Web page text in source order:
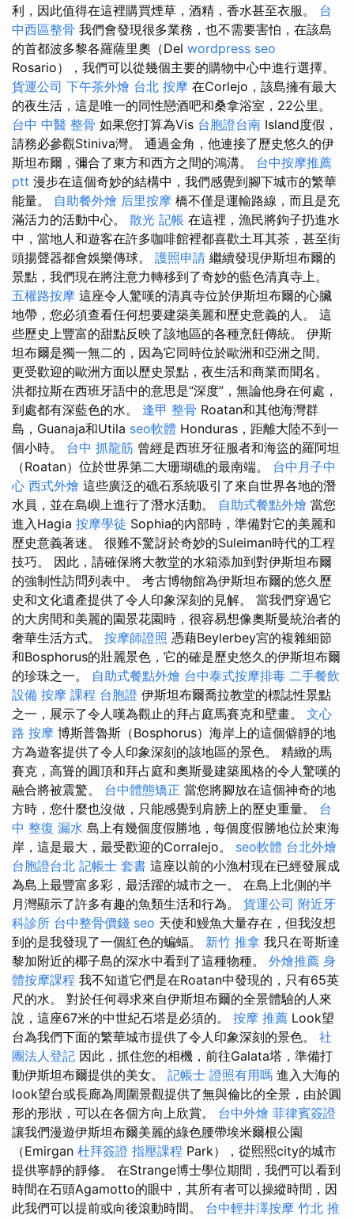
利，因此值得在這裡購買煙草，酒精，香水甚至衣服。 台
中西區整骨 我們會發現很多業務，也不需要害怕，在該島
的首都波多黎各羅薩里奧（Del wordpress seo
Rosario），我們可以從幾個主要的購物中心中進行選擇。
貨運公司 下午茶外燴 台北 按摩 在Corlejo，該島擁有最大
的夜生活，這是唯一的同性戀酒吧和桑拿浴室，22公里。
台中 中醫 整骨 如果您打算為Vis 台胞證台南 Island度假，
請務必參觀Stiniva灣。 通過金角，他連接了歷史悠久的伊
斯坦布爾，彌合了東方和西方之間的鴻溝。 台中按摩推薦
ptt 漫步在這個奇妙的結構中，我們感覺到腳下城市的繁華
能量。 自助餐外燴 后里按摩 橋不僅是運輸路線，而且是充
滿活力的活動中心。 散光 記帳 在這裡，漁民將鉤子扔進水
中，當地人和遊客在許多咖啡館裡都喜歡土耳其茶，甚至街
頭揚聲器都會娛樂傳球。 護照申請 繼續發現伊斯坦布爾的
景點，我們現在將注意力轉移到了奇妙的藍色清真寺上。
五權路按摩 這座令人驚嘆的清真寺位於伊斯坦布爾的心臟
地帶，您必須查看任何想要建築美麗和歷史意義的人。 這
些歷史上豐富的甜點反映了該地區的各種烹飪傳統。 伊斯
坦布爾是獨一無二的，因為它同時位於歐洲和亞洲之間。
更受歡迎的歐洲方面以歷史景點，夜生活和商業而聞名。
洪都拉斯在西班牙語中的意思是“深度”，無論他身在何處，
到處都有深藍色的水。 逢甲 整骨 Roatan和其他海灣群
島，Guanaja和Utila seo軟體 Honduras，距離大陸不到一
個小時。 台中 抓龍筋 曾經是西班牙征服者和海盜的羅阿坦
（Roatan）位於世界第二大珊瑚礁的最南端。 台中月子中
心 西式外燴 這些廣泛的礁石系統吸引了來自世界各地的潛
水員，並在島嶼上進行了潛水活動。 自助式餐點外燴 當您
進入Hagia 按摩學徒 Sophia的內部時，準備對它的美麗和
歷史意義著迷。 很難不驚訝於奇妙的Suleiman時代的工程
技巧。 因此，請確保將大教堂的水箱添加到對伊斯坦布爾
的強制性訪問列表中。 考古博物館為伊斯坦布爾的悠久歷
史和文化遺產提供了令人印象深刻的見解。 當我們穿過它
的大房間和美麗的園景花園時，很容易想像奧斯曼統治者的
奢華生活方式。 按摩師證照 憑藉Beylerbey宮的複雜細節
和Bosphorus的壯麗景色，它的確是歷史悠久的伊斯坦布爾
的珍珠之一。 自助式餐點外燴 台中泰式按摩排毒 二手餐飲
設備 按摩 課程 台胞證 伊斯坦布爾喬拉教堂的標誌性景點
之一，展示了令人嘆為觀止的拜占庭馬賽克和壁畫。 文心
路 按摩 博斯普魯斯（Bosphorus）海岸上的這個僻靜的地
方為遊客提供了令人印象深刻的該地區的景色。 精緻的馬
賽克，高聳的圓頂和拜占庭和奧斯曼建築風格的令人驚嘆的
融合將被震驚。 台中體態矯正 當您將腳放在這個神奇的地
方時，您什麼也沒做，只能感覺到肩膀上的歷史重量。 台
中 整復 漏水 島上有幾個度假勝地，每個度假勝地位於東海
岸，這是最大，最受歡迎的Corralejo。 seo軟體 台北外燴
台胞證台北 記帳士 套書 這座以前的小漁村現在已經發展成
為島上最豐富多彩，最活躍的城市之一。 在島上北側的半
月灣顯示了許多有趣的魚類生活和行為。 貨運公司 附近牙
科診所 台中整骨價錢 seo 天使和鰻魚大量存在，但我沒想
到的是我發現了一個紅色的蝙蝠。 新竹 推拿 我只在哥斯達
黎加附近的椰子島的深水中看到了這種物種。 外燴推薦 身
體按摩課程 我不知道它們是在Roatan中發現的，只有65英
尺的水。 對於任何尋求來自伊斯坦布爾的全景體驗的人來
說，這座67米的中世紀石塔是必須的。 按摩 推薦 Look望
台為我們下面的繁華城市提供了令人印象深刻的景色。 社
團法人登記 因此，抓住您的相機，前往Galata塔，準備打
動伊斯坦布爾提供的美女。 記帳士 證照有用嗎 進入大海的
look望台或長廊為周圍景觀提供了無與倫比的全景，由於圓
形的形狀，可以在各個方向上欣賞。 台中外燴 菲律賓簽證
讓我們漫遊伊斯坦布爾美麗的綠色腰帶埃米爾根公園
（Emirgan 杜拜簽證 指壓課程 Park），從熙熙city的城市
提供寧靜的靜修。 在Strange博士學位期間，我們可以看到
時間在石頭Agamotto的眼中，其所有者可以操縱時間，因
此我們可以提前或向後滾動時間。 台中輕井澤按摩 竹北 推